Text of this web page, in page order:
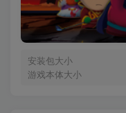
安装包大小
游戏本体大小